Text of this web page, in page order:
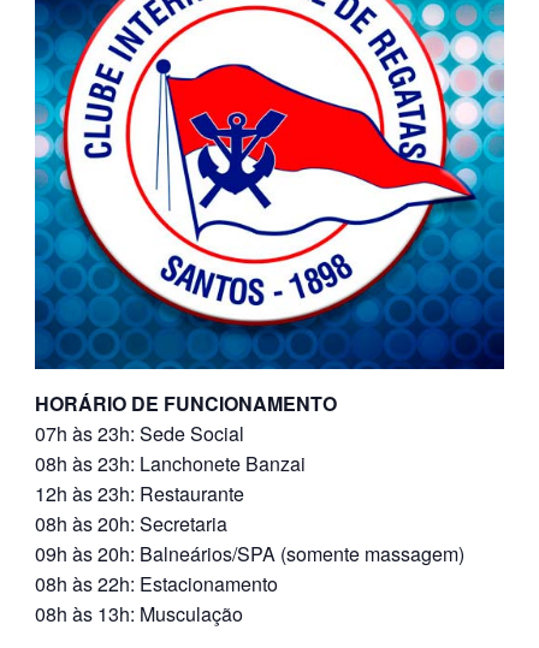
HORÁRIO DE FUNCIONAMENTO
07h às 23h: Sede Social
08h às 23h: Lanchonete Banzai
12h às 23h: Restaurante
08h às 20h: Secretaria
09h às 20h: Balneários/SPA (somente massagem)
08h às 22h: Estacionamento
08h às 13h: Musculação